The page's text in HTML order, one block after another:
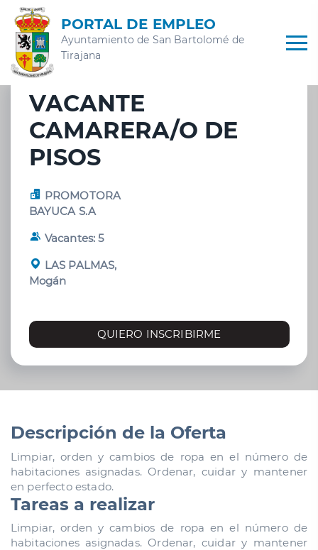
PORTAL DE EMPLEO
Ayuntamiento de San Bartolomé de
Tirajana
VACANTE
CAMARERA/O DE
PISOS
PROMOTORA
BAYUCA S.A
Vacantes: 5
LAS PALMAS,
Mogán
QUIERO INSCRIBIRME
Descripción de la Oferta
Limpiar, orden y cambios de ropa en el número de
habitaciones asignadas. Ordenar, cuidar y mantener
en perfecto estado.
Tareas a realizar
Limpiar, orden y cambios de ropa en el número de
habitaciones asignadas. Ordenar, cuidar y mantener